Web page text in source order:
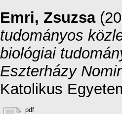
Emri, Zsuzsa
tudományos
biológiai
Eszterházy
Katolikus
pdf